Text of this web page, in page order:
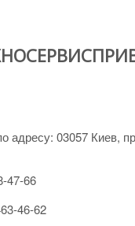
адресу: 03057 Киев,
47-66
46-62